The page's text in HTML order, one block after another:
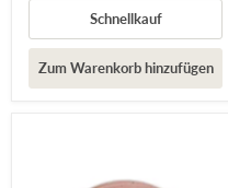
Schnellkauf
Zum Warenkorb hinzufügen